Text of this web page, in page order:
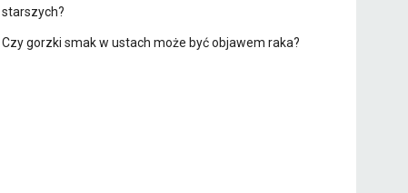
starszych?
Czy gorzki smak w ustach może być objawem raka?